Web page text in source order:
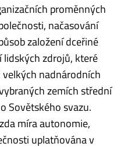
proměnných
načasování
založení dceřiné
zdrojů, které
nadnárodních
zemích střední
Sovětského svazu.
míra autonomie,
uplatňována v